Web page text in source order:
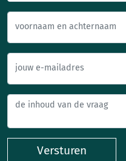
voornaam en achternaam
jouw e-mailadres
Versturen